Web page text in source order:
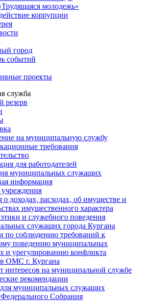
молодежь»
коррупции
город
событий
проекты
служба
резерв
на муниципальную службу
требования
для работодателей
муниципальных служащих
информация
о доходах, расходах, об имуществе и
имущественного характера
и служебного поведения
служащих города Кургана
по соблюдению требований к
поведению муниципальных
и урегулированию конфликта
ОМС г. Кургана
интересов на муниципальной службе
рекомендации
муниципальных служащих
Cобрания